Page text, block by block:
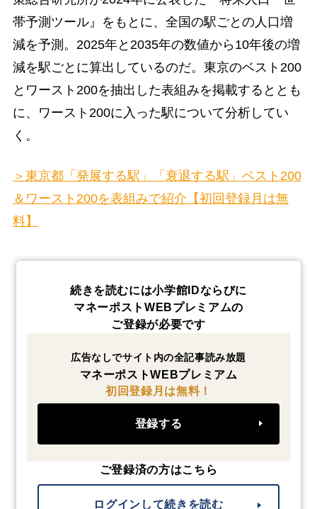
帯予測ツール』をもとに、全国の駅ごとの人口増
減を予測。2025年と2035年の数値から10年後の増
減を駅ごとに算出しているのだ。東京のベスト200
とワースト200を抽出した表組みを掲載するととも
に、ワースト200に入った駅について分析してい
く。
＞東京都「発展する駅」「衰退する駅」ベスト200
＆ワースト200を表組みで紹介【初回登録月は無
料】
続きを読むには小学館IDならびに
マネーポストWEBプレミアムの
ご登録が必要です
広告なしでサイト内の全記事読み放題
マネーポストWEBプレミアム
初回登録月は無料！
登録する
ご登録済の方はこちら
ログインして続きを読む